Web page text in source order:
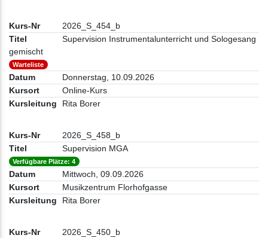
2026_S_454_b
Supervision Instrumentalunterricht und Sologesang
gemischt
Warteliste
Donnerstag, 10.09.2026
Online-Kurs
Rita Borer
2026_S_458_b
Supervision MGA
Verfügbare Plätze: 4
Mittwoch, 09.09.2026
Musikzentrum Florhofgasse
Rita Borer
2026_S_450_b